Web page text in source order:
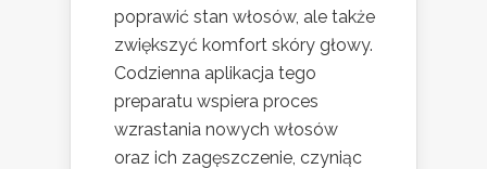
poprawić stan włosów, ale także
zwiększyć komfort skóry głowy.
Codzienna aplikacja tego
preparatu wspiera proces
wzrastania nowych włosów
oraz ich zagęszczenie, czyniąc